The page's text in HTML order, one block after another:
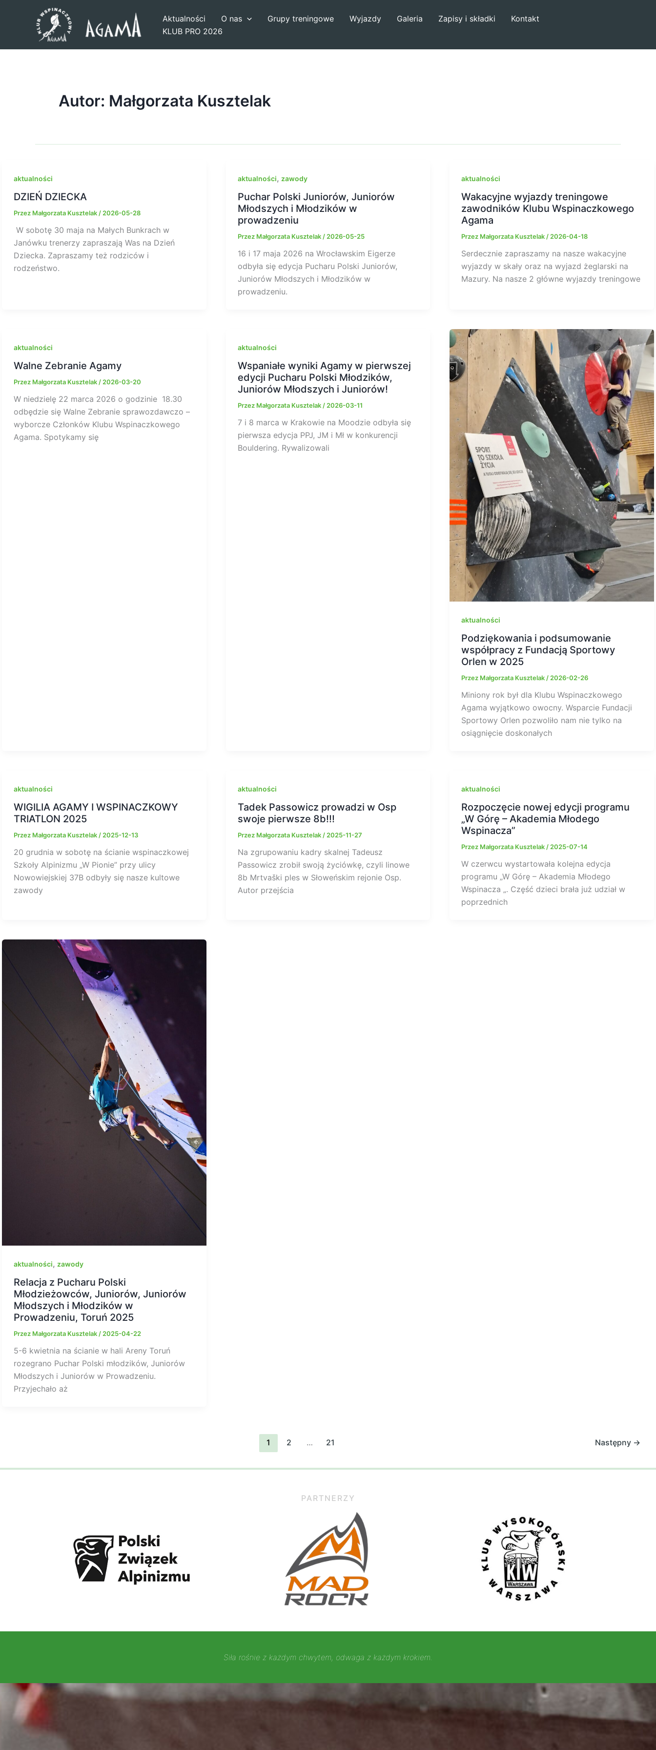
Aktualności O nas Grupy treningowe Wyjazdy Galeria Zapisy i składki
Kontakt
KLUB PRO 2026
Autor: Małgorzata Kusztelak
aktualności
DZIEŃ DZIECKA
Przez Małgorzata Kusztelak / 2026-05-28
W sobotę 30 maja na Małych Bunkrach w
Janówku trenerzy zapraszają Was na Dzień
Dziecka. Zapraszamy też rodziców i
rodzeństwo.
aktualności, zawody
Puchar Polski Juniorów, Juniorów
Młodszych i Młodzików w
prowadzeniu
Przez Małgorzata Kusztelak / 2026-05-25
16 i 17 maja 2026 na Wrocławskim Eigerze
odbyła się edycja Pucharu Polski Juniorów,
Juniorów Młodszych i Młodzików w
prowadzeniu.
aktualności
Wakacyjne wyjazdy treningowe
zawodników Klubu Wspinaczkowego
Agama
Przez Małgorzata Kusztelak / 2026-04-18
Serdecznie zapraszamy na nasze wakacyjne
wyjazdy w skały oraz na wyjazd żeglarski na
Mazury. Na nasze 2 główne wyjazdy treningowe
aktualności
Walne Zebranie Agamy
Przez Małgorzata Kusztelak / 2026-03-20
W niedzielę 22 marca 2026 o godzinie 18.30
odbędzie się Walne Zebranie sprawozdawczo –
wyborcze Członków Klubu Wspinaczkowego
Agama. Spotykamy się
aktualności
Wspaniałe wyniki Agamy w pierwszej
edycji Pucharu Polski Młodzików,
Juniorów Młodszych i Juniorów!
Przez Małgorzata Kusztelak / 2026-03-11
7 i 8 marca w Krakowie na Moodzie odbyła się
pierwsza edycja PPJ, JM i Mł w konkurencji
Bouldering. Rywalizowali
aktualności
Podziękowania i podsumowanie
współpracy z Fundacją Sportowy
Orlen w 2025
Przez Małgorzata Kusztelak / 2026-02-26
Miniony rok był dla Klubu Wspinaczkowego
Agama wyjątkowo owocny. Wsparcie Fundacji
Sportowy Orlen pozwoliło nam nie tylko na
osiągnięcie doskonałych
aktualności
WIGILIA AGAMY I WSPINACZKOWY
TRIATLON 2025
Przez Małgorzata Kusztelak / 2025-12-13
20 grudnia w sobotę na ścianie wspinaczkowej
Szkoły Alpinizmu „W Pionie” przy ulicy
Nowowiejskiej 37B odbyły się nasze kultowe
zawody
aktualności
Tadek Passowicz prowadzi w Osp
swoje pierwsze 8b!!!
Przez Małgorzata Kusztelak / 2025-11-27
Na zgrupowaniu kadry skalnej Tadeusz
Passowicz zrobił swoją życiówkę, czyli linowe
8b Mrtvaški ples w Słoweńskim rejonie Osp.
Autor przejścia
aktualności
Rozpoczęcie nowej edycji programu
„W Górę – Akademia Młodego
Wspinacza”
Przez Małgorzata Kusztelak / 2025-07-14
W czerwcu wystartowała kolejna edycja
programu „W Górę – Akademia Młodego
Wspinacza „. Część dzieci brała już udział w
poprzednich
aktualności, zawody
Relacja z Pucharu Polski
Młodzieżowców, Juniorów, Juniorów
Młodszych i Młodzików w
Prowadzeniu, Toruń 2025
Przez Małgorzata Kusztelak / 2025-04-22
5-6 kwietnia na ścianie w hali Areny Toruń
rozegrano Puchar Polski młodzików, Juniorów
Młodszych i Juniorów w Prowadzeniu.
Przyjechało aż
1 2 … 21 Następny →
PARTNERZY
Siła rośnie z każdym chwytem, odwaga z każdym krokiem.